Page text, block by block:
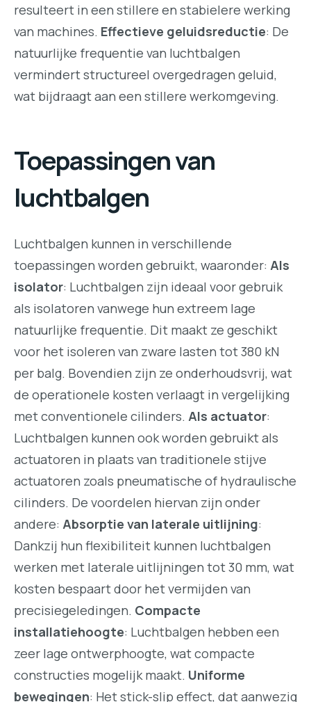
resulteert in een stillere en stabielere werking
van machines. Effectieve geluidsreductie: De
natuurlijke frequentie van luchtbalgen
vermindert structureel overgedragen geluid,
wat bijdraagt aan een stillere werkomgeving.
Toepassingen van
luchtbalgen
Luchtbalgen kunnen in verschillende
toepassingen worden gebruikt, waaronder: Als
isolator: Luchtbalgen zijn ideaal voor gebruik
als isolatoren vanwege hun extreem lage
natuurlijke frequentie. Dit maakt ze geschikt
voor het isoleren van zware lasten tot 380 kN
per balg. Bovendien zijn ze onderhoudsvrij, wat
de operationele kosten verlaagt in vergelijking
met conventionele cilinders. Als actuator:
Luchtbalgen kunnen ook worden gebruikt als
actuatoren in plaats van traditionele stijve
actuatoren zoals pneumatische of hydraulische
cilinders. De voordelen hiervan zijn onder
andere: Absorptie van laterale uitlijning:
Dankzij hun flexibiliteit kunnen luchtbalgen
werken met laterale uitlijningen tot 30 mm, wat
kosten bespaart door het vermijden van
precisiegeledingen. Compacte
installatiehoogte: Luchtbalgen hebben een
zeer lage ontwerphoogte, wat compacte
constructies mogelijk maakt. Uniforme
bewegingen: Het stick-slip effect, dat aanwezig